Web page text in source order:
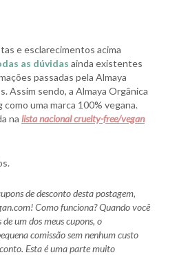
e esclarecimentos acima
as dúvidas ainda existentes
passadas pela Almaya
Assim sendo, a Almaya Orgânica
uma marca 100% vegana.
na lista nacional cruelty-free/vegan
de desconto desta postagem,
Como funciona? Quando você
um dos meus cupons, o
comissão sem nenhum custo
Esta é uma parte muito